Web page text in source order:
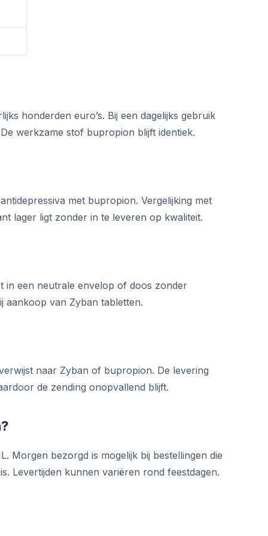
honderden euro’s. Bij een dagelijks gebruik
werkzame stof bupropion blijft identiek.
met bupropion. Vergelijking met
lager ligt zonder in te leveren op kwaliteit.
in een neutrale envelop of doos zonder
aankoop van Zyban tabletten.
naar Zyban of bupropion. De levering
de zending onopvallend blijft.
Morgen bezorgd is mogelijk bij bestellingen die
Levertijden kunnen variëren rond feestdagen.